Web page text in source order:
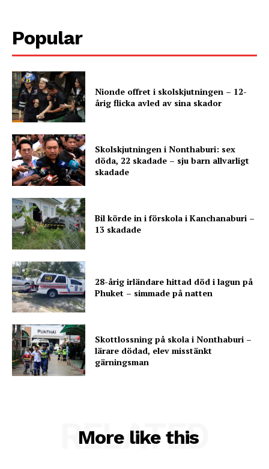
Popular
Nionde offret i skolskjutningen – 12-
årig flicka avled av sina skador
Skolskjutningen i Nonthaburi: sex
döda, 22 skadade – sju barn allvarligt
skadade
Bil körde in i förskola i Kanchanaburi –
13 skadade
28-årig irländare hittad död i lagun på
Phuket – simmade på natten
Skottlossning på skola i Nonthaburi –
lärare dödad, elev misstänkt
gärningsman
More like this
RELATED